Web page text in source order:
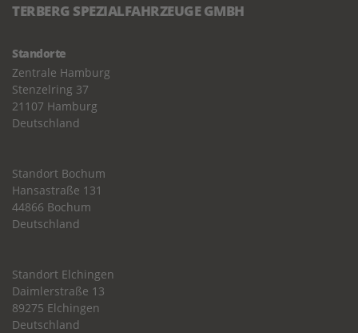
TERBERG SPEZIALFAHRZEUGE GMBH
Standorte
Zentrale Hamburg
Stenzelring 37
21107 Hamburg
Deutschland
Standort Bochum
Hansastraße 131
44866 Bochum
Deutschland
Standort Elchingen
Daimlerstraße 13
89275 Elchingen
Deutschland